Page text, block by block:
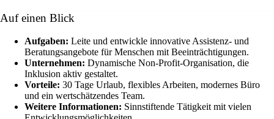
Auf einen Blick
Aufgaben: Leite und entwickle innovative Assistenz- und
Beratungsangebote für Menschen mit Beeinträchtigungen.
Unternehmen: Dynamische Non-Profit-Organisation, die
Inklusion aktiv gestaltet.
Vorteile: 30 Tage Urlaub, flexibles Arbeiten, modernes Büro
und ein wertschätzendes Team.
Weitere Informationen: Sinnstiftende Tätigkeit mit vielen